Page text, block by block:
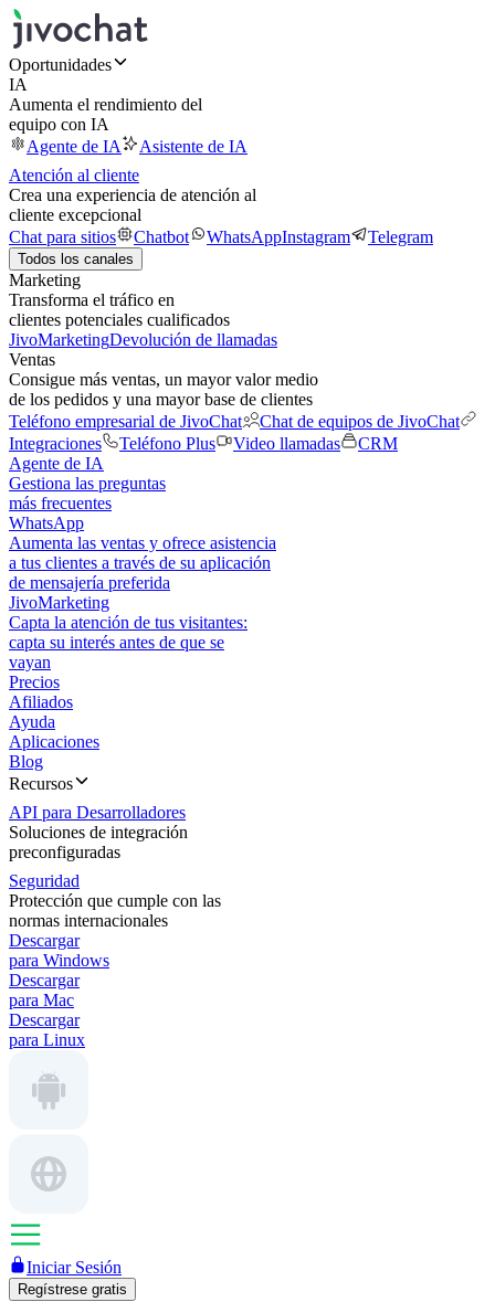
Oportunidades
IA
Aumenta el rendimiento del
equipo con IA
Agente de IA
Asistente de IA
Atención al cliente
Crea una experiencia de atención al
cliente excepcional
Chat para sitios
Chatbot WhatsAppInstagram Telegram
Todos los canales
Marketing
Transforma el tráfico en
clientes potenciales cualificados
JivoMarketingDevolución de llamadas
Ventas
Consigue más ventas, un mayor valor medio
de los pedidos y una mayor base de clientes
Teléfono empresarial de JivoChat
Chat de equipos de JivoChat
Integraciones
Teléfono Plus Video llamadas
CRM
Agente de IA
Gestiona las preguntas
más frecuentes
WhatsApp
Aumenta las ventas y ofrece asistencia
a tus clientes a través de su aplicación
de mensajería preferida
JivoMarketing
Capta la atención de tus visitantes:
capta su interés antes de que se
vayan
Precios
Afiliados
Ayuda
Aplicaciones
Blog
Recursos
API para Desarrolladores
Soluciones de integración
preconfiguradas
Seguridad
Protección que cumple con las
normas internacionales
Descargar
para Windows
Descargar
para Mac
Descargar
para Linux
Iniciar Sesión
Regístrese gratis